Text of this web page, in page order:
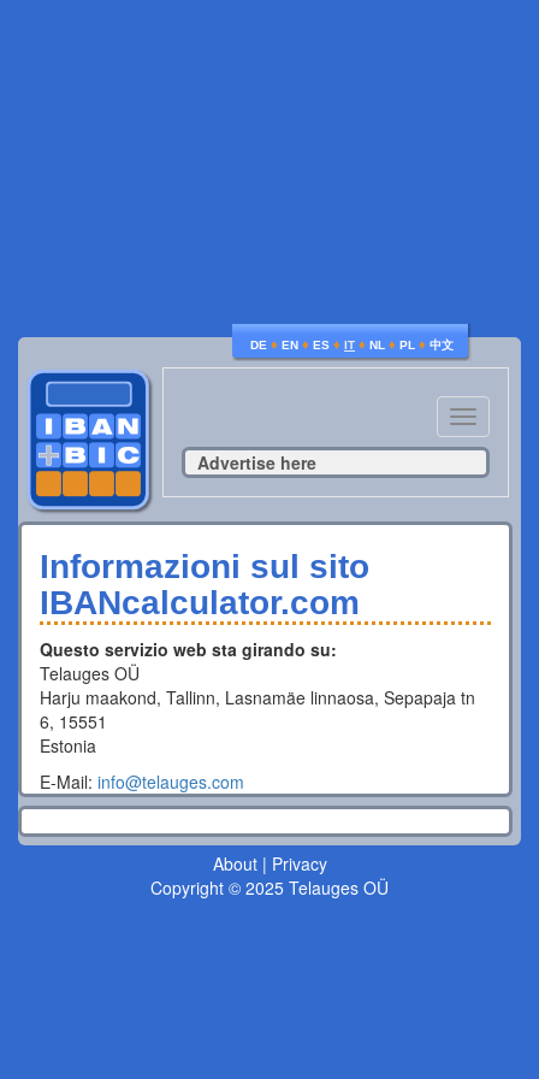
DE ♦ EN ♦ ES ♦ IT ♦ NL ♦ PL ♦ 中文
Toggle
navigation
Advertise here
Informazioni sul sito
IBANcalculator.com
Questo servizio web sta girando su:
Telauges OÜ
Harju maakond, Tallinn, Lasnamäe linnaosa, Sepapaja tn
6, 15551
Estonia
E-Mail: info@telauges.com
About| Privacy
Copyright © 2025 Telauges OÜ